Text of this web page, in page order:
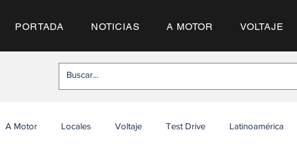
PORTADA NOTICIAS A MOTOR VOLTAJE
A Motor Locales Voltaje Test Drive Latinoamérica